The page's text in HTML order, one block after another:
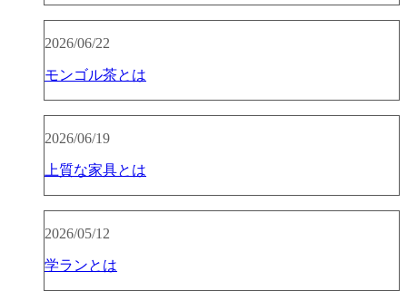
2026/06/22
モンゴル茶とは
2026/06/19
上質な家具とは
2026/05/12
学ランとは